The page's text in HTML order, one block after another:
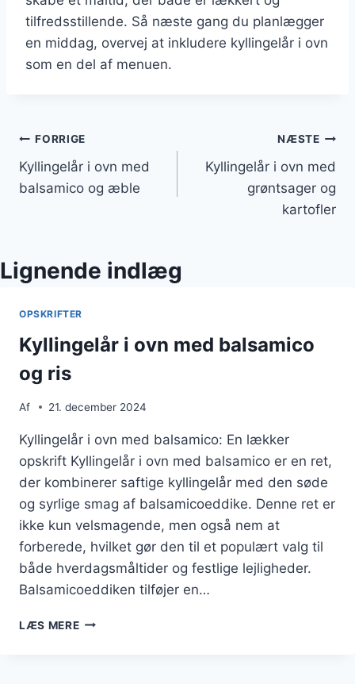
tilfredsstillende. Så næste gang du planlægger
en middag, overvej at inkludere kyllingelår i ovn
som en del af menuen.
Indlægsnavigation
FORRIGE
Kyllingelår i ovn med
balsamico og æble
NÆSTE
Kyllingelår i ovn med
grøntsager og
kartofler
Lignende indlæg
OPSKRIFTER
Kyllingelår i ovn med balsamico
og ris
Af 21. december 2024
Kyllingelår i ovn med balsamico: En lækker
opskrift Kyllingelår i ovn med balsamico er en ret,
der kombinerer saftige kyllingelår med den søde
og syrlige smag af balsamicoeddike. Denne ret er
ikke kun velsmagende, men også nem at
forberede, hvilket gør den til et populært valg til
både hverdagsmåltider og festlige lejligheder.
Balsamicoeddiken tilføjer en…
LÆS MEREKYLLINGELÅR